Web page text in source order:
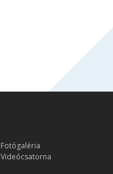
Fotógaléria
Videócsatorna